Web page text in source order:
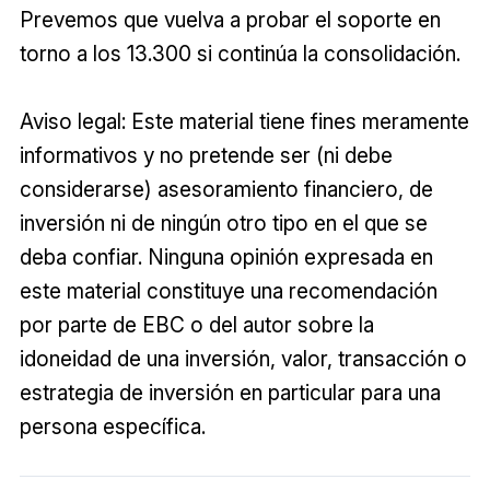
Prevemos que vuelva a probar el soporte en
torno a los 13.300 si continúa la consolidación.
Aviso legal: Este material tiene fines meramente
informativos y no pretende ser (ni debe
considerarse) asesoramiento financiero, de
inversión ni de ningún otro tipo en el que se
deba confiar. Ninguna opinión expresada en
este material constituye una recomendación
por parte de EBC o del autor sobre la
idoneidad de una inversión, valor, transacción o
estrategia de inversión en particular para una
persona específica.